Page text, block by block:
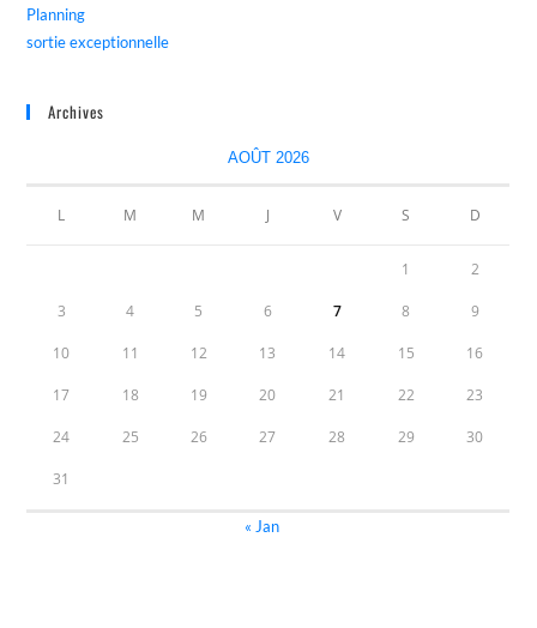
Planning
sortie exceptionnelle
Archives
AOÛT 2026
L M M J V S D
1 2
3 4 5 6 7 8 9
10 11 12 13 14 15 16
17 18 19 20 21 22 23
24 25 26 27 28 29 30
31
« Jan